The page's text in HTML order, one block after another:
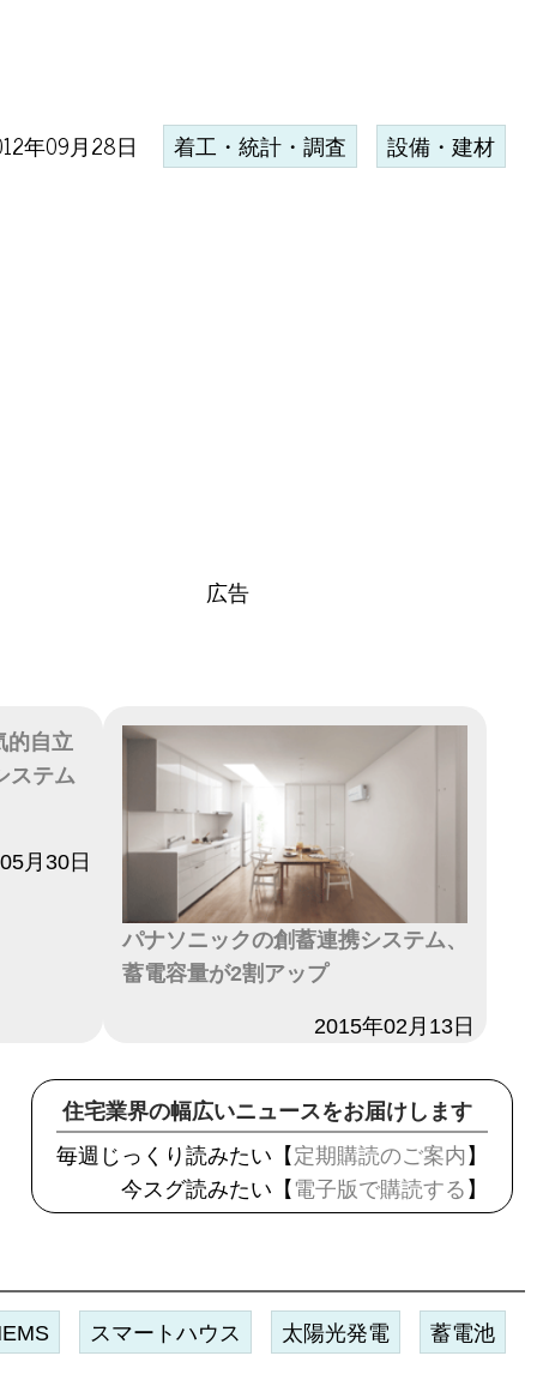
年09月28日 着工・統計・調査 設備・建材
広告
的自立
ステム
月30日
パナソニックの創蓄連携システム、
蓄電容量が2割アップ
2015年02月13日
住宅業界の幅広いニュースをお届けします
毎週じっくり読みたい【 定期購読のご案内 】
今スグ読みたい【 電子版で購読する 】
スマートハウス 太陽光発電 蓄電池